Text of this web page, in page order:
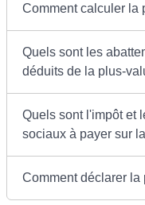
Comment calculer la
Quels sont les
déduits de la plus-
Quels sont l'impôt et
sociaux à payer sur
Comment déclarer